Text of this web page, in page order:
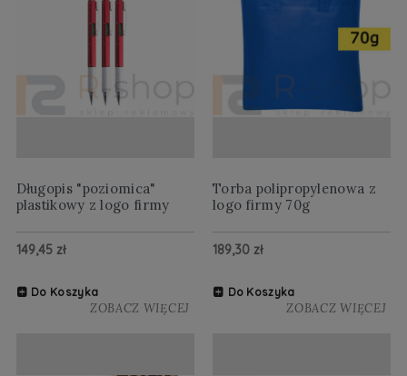
Długopis "poziomica"
plastikowy z logo firmy
149,45 zł
Do Koszyka
ZOBACZ WIĘCEJ
Torba polipropylenowa z
logo firmy 70g
189,30 zł
Do Koszyka
ZOBACZ WIĘCEJ